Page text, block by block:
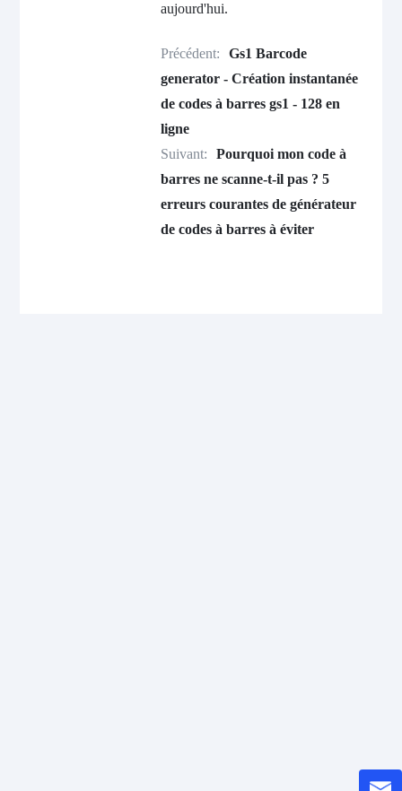
aujourd'hui.
Précédent:
Gs1 Barcode
generator - Création instantanée
de codes à barres gs1 - 128 en
ligne
Suivant:
Pourquoi mon code à
barres ne scanne-t-il pas ? 5
erreurs courantes de générateur
de codes à barres à éviter